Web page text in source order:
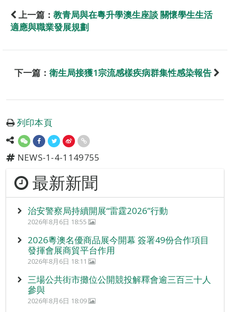
上一篇： 教青局與在粵升學澳生座談 關懷學生生活
適應與職業發展規劃
下一篇： 衛生局接獲1宗流感樣疾病群集性感染報告
列印本頁
NEWS-1-4-1149755
最新新聞
治安警察局持續開展“雷霆2026”行動
2026年8月6日 18:55
2026粵澳名優商品展今開幕 簽署49份合作項目
發揮會展商貿平台作用
2026年8月6日 18:11
三場公共街市攤位公開競投解釋會逾三百三十人
參與
2026年8月6日 18:09